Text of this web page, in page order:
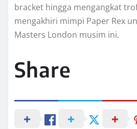
bracket hingga mengangkat
mengakhiri mimpi Paper Rex
Masters London musim ini.
Share